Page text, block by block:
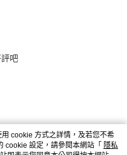
吧
cookie 方式之詳情，及若您不希
cookie 設定，請參閱本網站「 隱私